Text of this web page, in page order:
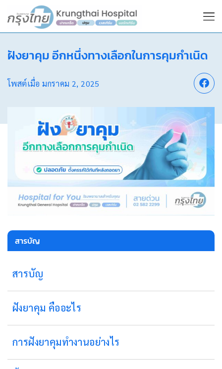
ฝังยาคุม อีกหนึ่งทางเลือกในการคุมกำเนิด
โพสต์เมื่อมกราคม 2, 2025
สารบัญ
สารบัญ
ฝังยาคุม คืออะไร
การฝังยาคุมทำงานอย่างไร